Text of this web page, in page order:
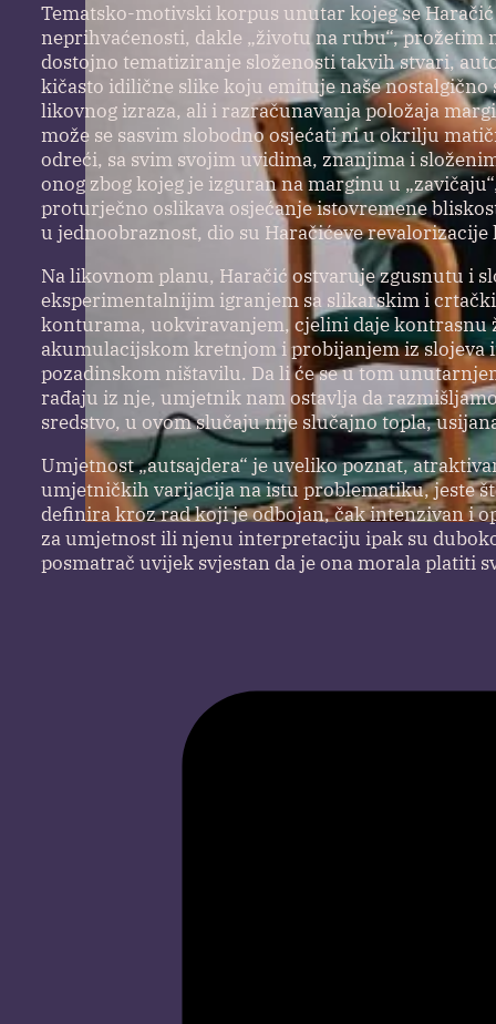
Tematsko-motivski korpus unutar kojeg se
neprihvaćenosti, dakle „životu na rubu“,
dostojno tematiziranje složenosti takvih stvari,
kičasto idilične slike koju emituje naše
likovnog izraza, ali i razračunavanja položaja
može se sasvim slobodno osjećati ni u okrilju
odreći, sa svim svojim uvidima, znanjima i
onog zbog kojeg je izguran na marginu u
proturječno oslikava osjećanje istovremene
u jednoobraznost, dio su Haračićeve
Na likovnom planu, Haračić ostvaruje zgusnutu i
eksperimentalnijim igranjem sa slikarskim i
konturama, uokviravanjem, cjelini daje
akumulacijskom kretnjom i probijanjem iz slojeva
pozadinskom ništavilu. Da li će se u tom
rađaju iz nje, umjetnik nam ostavlja da
sredstvo, u ovom slučaju nije slučajno topla,
Umjetnost „autsajdera“ je uveliko poznat,
umjetničkih varijacija na istu problematiku, jeste
definira kroz rad koji je odbojan, čak intenzivan i
za umjetnost ili njenu interpretaciju ipak su
posmatrač uvijek svjestan da je ona morala platiti